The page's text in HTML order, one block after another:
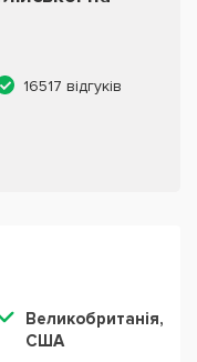
16517 відгуків
Великобританія,
США